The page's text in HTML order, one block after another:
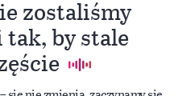
zostaliśmy
by stale